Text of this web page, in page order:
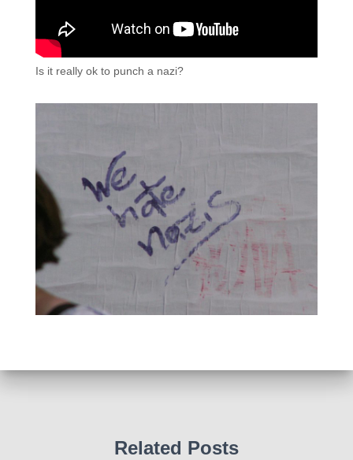
Is it really ok to punch a nazi?
Related Posts